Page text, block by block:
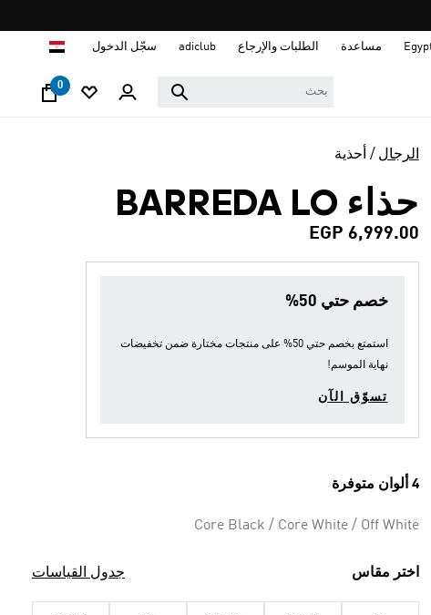
مساعدة الطلبات والإرجاع adiclub سجّل الدخول
0
الرجال أحذية
حذاء BARREDA LO
EGP 6,999.00
خصم حتي 50%
استمتع بخصم حتي 50% على منتجات مختارة ضمن
تخفيضات
نهاية الموسم!
تسوّق الآن
4 ألوان متوفرة
Core Black / Core White / Off White
اختر مقاس جدول القياسات